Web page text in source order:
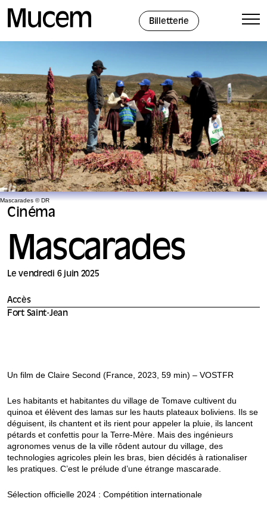
Billetterie
Mascarades © DR
Cinéma
Mascarades
Le vendredi 6 juin 2025
Accès
Fort Saint-Jean
Un film de Claire Second (France, 2023, 59 min) – VOSTFR
Les habitants et habitantes du village de Tomave cultivent du
quinoa et élèvent des lamas sur les hauts plateaux boliviens. Ils se
déguisent, ils chantent et ils rient pour appeler la pluie, ils lancent
pétards et confettis pour la Terre-Mère. Mais des ingénieurs
agronomes venus de la ville rôdent autour du village, des
technologies agricoles plein les bras, bien décidés à rationaliser
les pratiques. C’est le prélude d’une étrange mascarade.
Sélection officielle 2024 : Compétition internationale